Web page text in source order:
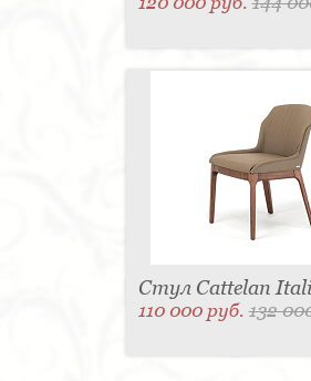
Стул Cattelan
110 000 руб.132